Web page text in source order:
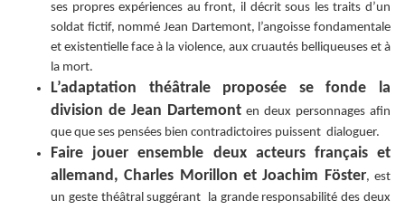
ses propres expériences au front, il décrit sous les traits d’un
soldat fictif, nommé Jean Dartemont, l’angoisse fondamentale
et existentielle face à la violence, aux cruautés belliqueuses et à
la mort.
L’adaptation théâtrale proposée se fonde la
division de Jean Dartemont en deux personnages afin
que que ses pensées bien contradictoires puissent dialoguer.
Faire jouer ensemble deux acteurs français et
allemand, Charles Morillon et Joachim Föster, est
un geste théâtral suggérant la grande responsabilité des deux